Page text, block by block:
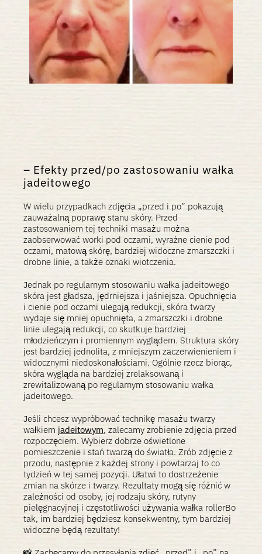
Efekty przed/po zastosowaniu wałka
jadeitowego
W wielu przypadkach zdjęcia „przed i po” pokazują
zauważalną poprawę stanu skóry. Przed
zastosowaniem tej techniki masażu można
zaobserwować worki pod oczami, wyraźne cienie pod
oczami, matową skórę, bardziej widoczne zmarszczki i
drobne linie, a także oznaki wiotczenia.
Jednak po regularnym stosowaniu wałka jadeitowego
skóra jest gładsza, jędrniejsza i jaśniejsza. Opuchnięcia
i cienie pod oczami ulegają redukcji, skóra twarzy
wydaje się mniej opuchnięta, a zmarszczki i drobne
linie ulegają redukcji, co skutkuje bardziej
młodzieńczym i promiennym wyglądem. Struktura skóry
jest bardziej jednolita, z mniejszym zaczerwienieniem i
widocznymi niedoskonałościami. Ogólnie rzecz biorąc,
skóra wygląda na bardziej zrelaksowaną i
zrewitalizowaną po regularnym stosowaniu wałka
jadeitowego.
Jeśli chcesz wypróbować technikę masażu twarzy
wałkiem jadeitowym, zalecamy zrobienie zdjęcia przed
rozpoczęciem. Wybierz dobrze oświetlone
pomieszczenie i stań twarzą do światła. Zrób zdjęcie z
przodu, następnie z każdej strony i powtarzaj to co
tydzień w tej samej pozycji. Ułatwi to dostrzeżenie
zmian na skórze i twarzy. Rezultaty mogą się różnić w
zależności od osoby, jej rodzaju skóry, rutyny
pielęgnacyjnej i częstotliwości używania wałka rollerBo
tak, im bardziej będziesz konsekwentny, tym bardziej
widoczne będą rezultaty!